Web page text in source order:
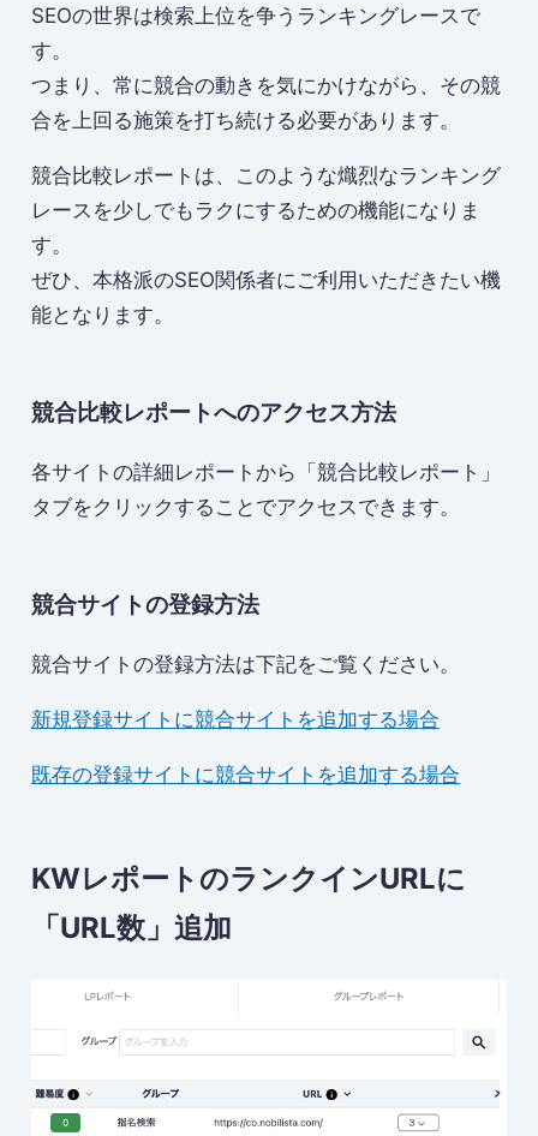
SEOの世界は検索上位を争うランキングレースで
す。
つまり、常に競合の動きを気にかけながら、その競
合を上回る施策を打ち続ける必要があります。
競合比較レポートは、このような熾烈なランキング
レースを少しでもラクにするための機能になりま
す。
ぜひ、本格派のSEO関係者にご利用いただきたい機
能となります。
競合比較レポートへのアクセス方法
各サイトの詳細レポートから「競合比較レポート」
タブをクリックすることでアクセスできます。
競合サイトの登録方法
競合サイトの登録方法は下記をご覧ください。
新規登録サイトに競合サイトを追加する場合
既存の登録サイトに競合サイトを追加する場合
KWレポートのランクインURLに
「URL数」追加